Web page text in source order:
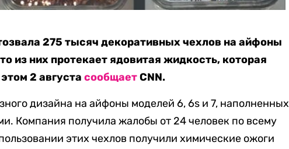
275 тысяч декоративных чехлов на айфоны
из них протекает ядовитая жидкость, которая
2 августасообщаетCNN.
дизайна на айфоны моделей 6, 6s и 7, наполненных
Компания получила жалобы от 24 человек по всему
этих чехлов получили химические ожоги